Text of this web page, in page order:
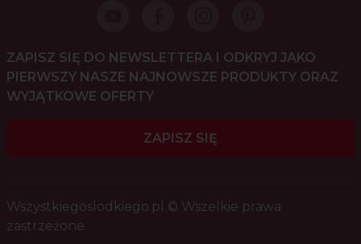
ZAPISZ SIĘ DO NEWSLETTERA I ODKRYJ JAKO
PIERWSZY NASZE NAJNOWSZE PRODUKTY ORAZ
WYJĄTKOWE OFERTY
ZAPISZ SIĘ
Wszystkiegoslodkiego.pl © Wszelkie prawa
zastrzeżone